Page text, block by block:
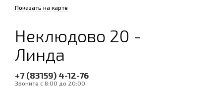
Показать на карте
Неклюдово 20 -
Линда
+7 (83159) 4-12-76
Звоните с 8:00 до 20:00